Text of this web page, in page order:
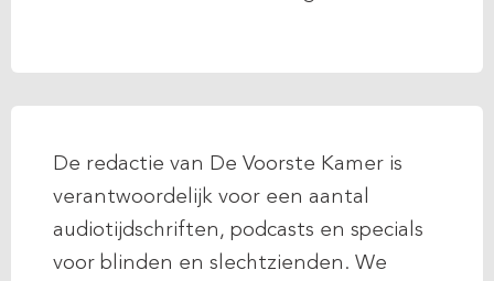
De redactie van De Voorste Kamer is
verantwoordelijk voor een aantal
audiotijdschriften, podcasts en specials
voor blinden en slechtzienden. We